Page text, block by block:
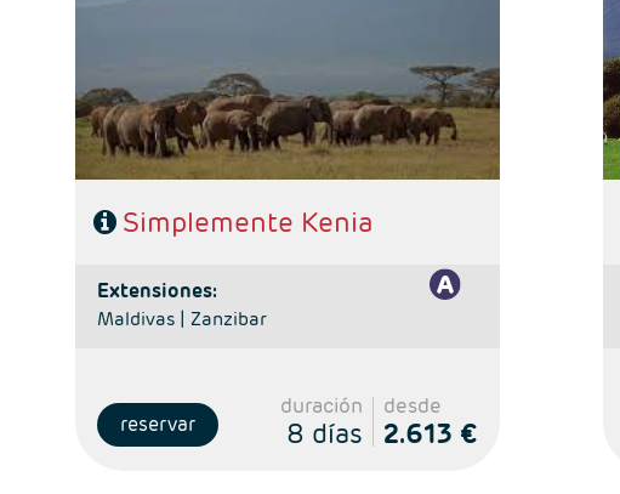
- A destacar: Visado electrónico antes de la salida del
Simplemente Kenia
extensiones:
Maldivas | Zanzibar
reservar
duración
8 días
desde
2.613 €